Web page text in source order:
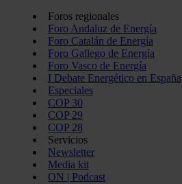
Foros regionales
Foro Andaluz de Energía
Foro Catalán de Energía
Foro Gallego de Energía
Foro Vasco de Energía
I Debate Energético en España
Especiales
COP 30
COP 29
COP 28
Servicios
Newsletter
Media kit
ON | Podcast